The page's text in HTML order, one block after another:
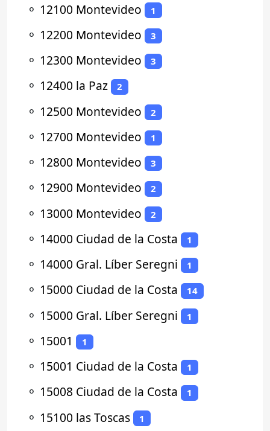
⚬ 12100 Montevideo 1
⚬ 12200 Montevideo 3
⚬ 12300 Montevideo 3
⚬ 12400 la Paz 2
⚬ 12500 Montevideo 2
⚬ 12700 Montevideo 1
⚬ 12800 Montevideo 3
⚬ 12900 Montevideo 2
⚬ 13000 Montevideo 2
⚬ 14000 Ciudad de la Costa 1
⚬ 14000 Gral. Líber Seregni 1
⚬ 15000 Ciudad de la Costa 14
⚬ 15000 Gral. Líber Seregni 1
⚬ 15001 1
⚬ 15001 Ciudad de la Costa 1
⚬ 15008 Ciudad de la Costa 1
⚬ 15100 las Toscas 1